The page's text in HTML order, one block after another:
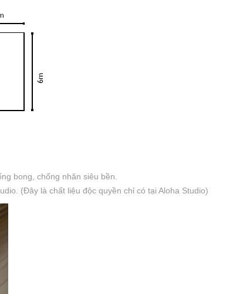
bong, chống nhăn siêu bền.
(Đây là chất liệu độc quyền chỉ có tại Aloha Studio)